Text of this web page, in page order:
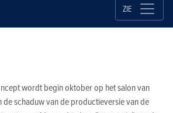
ZIE
wordt begin oktober op het salon van
de schaduw van de productieversie van de